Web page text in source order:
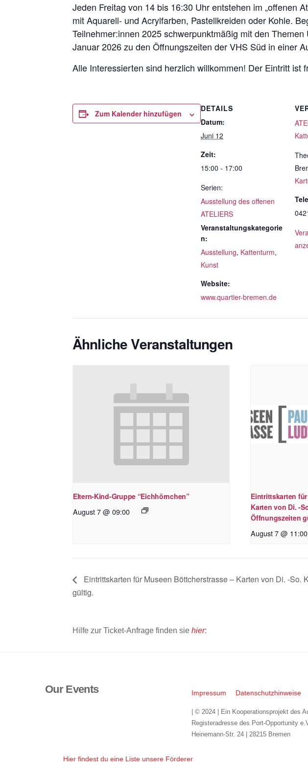
Jeden Freitag von 14 bis 16:30 Uhr entstehen im „offenen
mit Aquarell- und Acrylfarben, Pastellkreiden oder Kohle.
Teilnehmer:innen 2025 schwerpunktmäßig mit den
Januar 2026 zu den Öffnungszeiten der VHS Süd in einer
Alle Interessierten sind herzlich willkommen! Der Eintritt ist
Zum Kalender hinzufügen
DETAILS
Datum:
Juni 12
Zeit:
15:00 - 17:00
Serien:
Ausstellung des offenen
ATELIERS
Veranstaltungskategorie
n:
Ausstellung, Kattenturm,
Kunst
Website:
www.quartier-bremen.de
Ähnliche Veranstaltungen
Eltern-Kind-Gruppe “Eichhörnchen”
August 7 @ 09:00
Eintrittskarten
Karten von Di. -
Öffnungszeiten
August 7 @ 11:00
Eintrittskarten für Museen Böttcherstrasse – Karten von Di. -So.
gültig.
Hilfe zur Ticket-Anfrage finden sie hier:
Our Events Impressum Datenschutzhinweise
| © 2024 | Ein Kooperationsprojekt des
Registeradresse des Port-Opportunity
Heinemann-Str. 24 | 28215 Bremen
Hier findest du eine Liste unsere Förderer